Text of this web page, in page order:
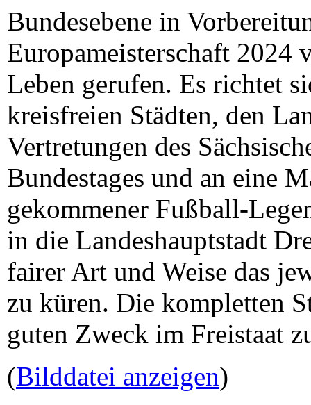
Bundesebene in
Europameisterschaft 2024
Leben gerufen. Es richtet
kreisfreien Städten, den
Vertretungen des
Bundestages und an eine
gekommener Fußball-
in die Landeshauptstadt
fairer Art und Weise das
zu küren. Die kompletten
guten Zweck im Freistaat
(Bilddatei anzeigen)